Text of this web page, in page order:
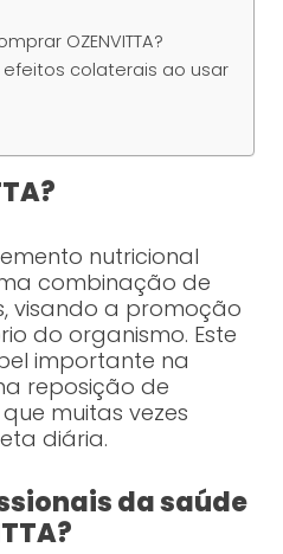
OZENVITTA?
efeitos colaterais ao usar
nutricional
combinação de
visando a promoção
do organismo. Este
importante na
reposição de
muitas vezes
diária.
da saúde